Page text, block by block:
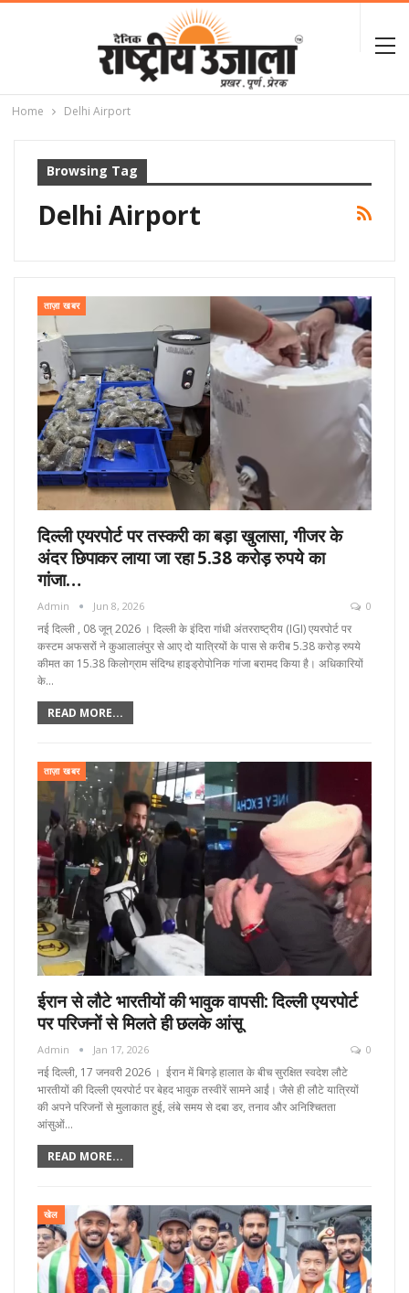
Home Delhi Airport
Browsing Tag
Delhi Airport
ताज़ा खबर
दिल्ली एयरपोर्ट पर तस्करी का बड़ा खुलासा, गीजर के
अंदर छिपाकर लाया जा रहा 5.38 करोड़ रुपये का
गांजा…
Admin Jun 8, 2026 0
नई दिल्ली , 08 जून्‌ 2026 । दिल्ली के इंदिरा गांधी अंतरराष्ट्रीय (IGI) एयरपोर्ट पर
कस्टम अफसरों ने कुआलालंपुर से आए दो यात्रियों के पास से करीब 5.38 करोड़ रुपये
कीमत का 15.38 किलोग्राम संदिग्ध हाइड्रोपोनिक गांजा बरामद किया है। अधिकारियों
के…
READ MORE...
ताज़ा खबर
ईरान से लौटे भारतीयों की भावुक वापसी: दिल्ली एयरपोर्ट
पर परिजनों से मिलते ही छलके आंसू
Admin Jan 17, 2026 0
नई दिल्ली, 17 जनवरी 2026 । ईरान में बिगड़े हालात के बीच सुरक्षित स्वदेश लौटे
भारतीयों की दिल्ली एयरपोर्ट पर बेहद भावुक तस्वीरें सामने आईं। जैसे ही लौटे यात्रियों
की अपने परिजनों से मुलाकात हुई, लंबे समय से दबा डर, तनाव और अनिश्चितता
आंसुओं…
READ MORE...
खेल